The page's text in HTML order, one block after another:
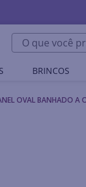
O que você
BRINCOS
OVAL BANHADO A